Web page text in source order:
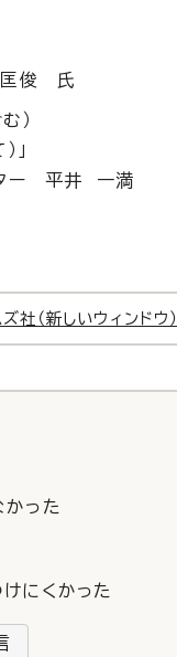
俊 氏
）
」
ター 平井 一満
社（新しいウィンドウ）
った
けにくかった